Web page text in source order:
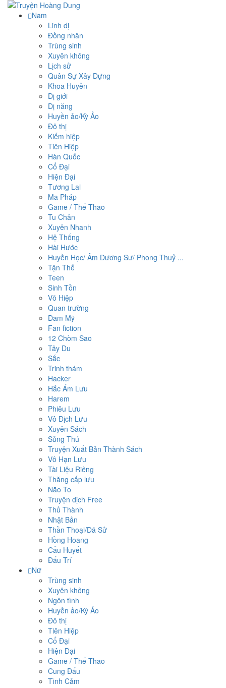
Nam
Linh dị
Đồng nhân
Trùng sinh
Xuyên không
Lịch sử
Quân Sự Xây Dựng
Khoa Huyễn
Dị giới
Dị năng
Huyền ảo/Kỳ Ảo
Đô thị
Kiếm hiệp
Tiên Hiệp
Hàn Quốc
Cổ Đại
Hiện Đại
Tương Lai
Ma Pháp
Game / Thể Thao
Tu Chân
Xuyên Nhanh
Hệ Thống
Hài Hước
Huyền Học/ Âm Dương Sư/ Phong Thuỷ ...
Tận Thế
Teen
Sinh Tồn
Võ Hiệp
Quan trường
Đam Mỹ
Fan fiction
12 Chòm Sao
Tây Du
Sắc
Trinh thám
Hacker
Hắc Ám Lưu
Harem
Phiêu Lưu
Vô Địch Lưu
Xuyên Sách
Sủng Thú
Truyện Xuất Bản Thành Sách
Vô Hạn Lưu
Tài Liệu Riêng
Thăng cấp lưu
Não To
Truyện dịch Free
Thủ Thành
Nhật Bản
Thần Thoại/Dã Sử
Hồng Hoang
Cẩu Huyết
Đấu Trí
Nữ
Trùng sinh
Xuyên không
Ngôn tình
Huyền ảo/Kỳ Ảo
Đô thị
Tiên Hiệp
Cổ Đại
Hiện Đại
Game / Thể Thao
Cung Đấu
Tình Cảm